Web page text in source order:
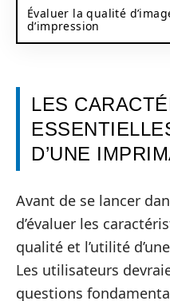
Évaluer la qualité
d’impression
LES
D’UNE
Avant de se lancer
d’évaluer les
qualité et l’utilité
Les utilisateurs
questions